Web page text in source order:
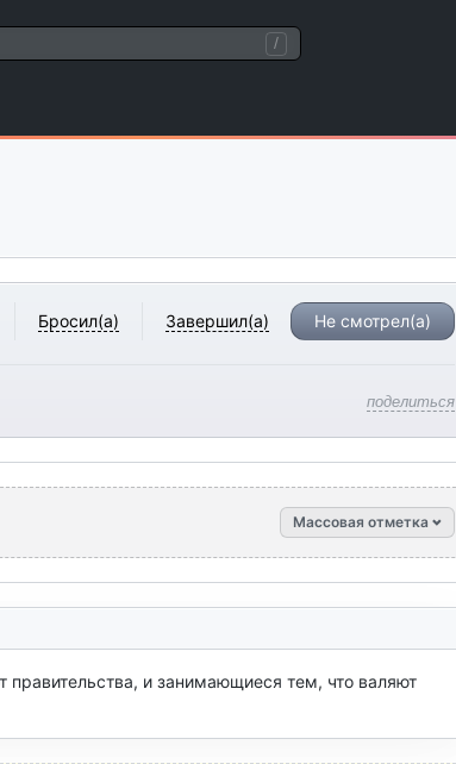
/
Бросил(а) Завершил(а) Не смотрел(а)
поделиться
Массовая отметка
и занимающиеся тем, что валяют